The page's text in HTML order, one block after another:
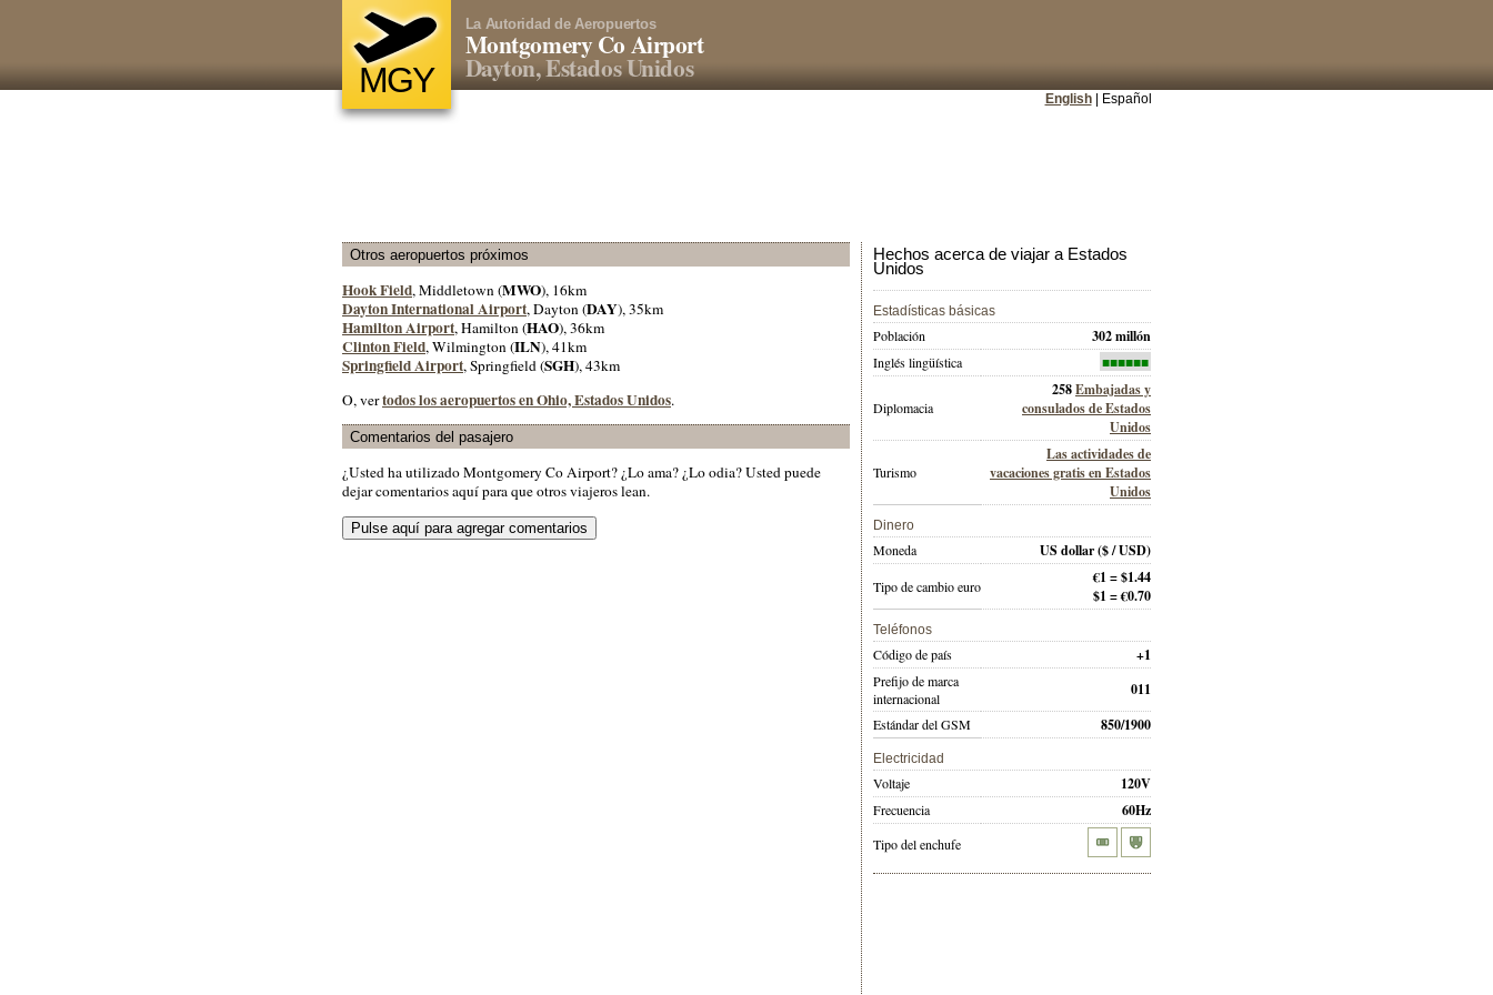
MGY
La Autoridad de Aeropuertos
Montgomery Co Airport
Dayton, Estados Unidos
English| Español
Otros aeropuertos próximos
Hook Field, Middletown (MWO), 16km
Dayton International Airport, Dayton (DAY), 35km
Hamilton Airport, Hamilton (HAO), 36km
Clinton Field, Wilmington (ILN), 41km
Springfield Airport, Springfield (SGH), 43km
O, vertodos los aeropuertos en Ohio, Estados Unidos.
Comentarios del pasajero
¿Usted ha utilizado Montgomery Co Airport? ¿Lo ama? ¿Lo odia? Usted puede
dejar comentarios aquí para que otros viajeros lean.
Hechos acerca de viajar a Estados
Unidos
Estadísticas básicas
Población 302 millón
Inglés lingüística ■■■■■■
Diplomacia
258Embajadas y
consulados de Estados
Unidos
Turismo
Las actividades de
vacaciones gratis en Estados
Unidos
Dinero
Moneda US dollar($ / USD)
Tipo de cambio euro
€1 = $1.44
$1 = €0.70
Teléfonos
Código de país +1
Prefijo de marca
internacional
011
Estándar del GSM 850/1900
Electricidad
Voltaje 120V
Frecuencia 60Hz
Tipo del enchufe